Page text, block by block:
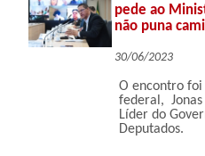
pede ao
não puna
30/06/2023
O encontro
federal, Jonas
Líder do
Deputados.